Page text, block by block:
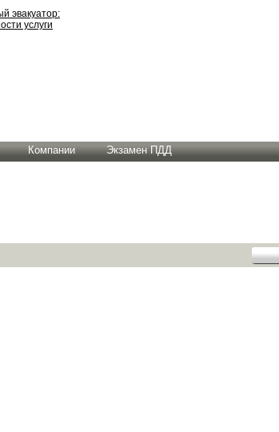
эвакуатор:
услуги
Компании Экзамен ПДД